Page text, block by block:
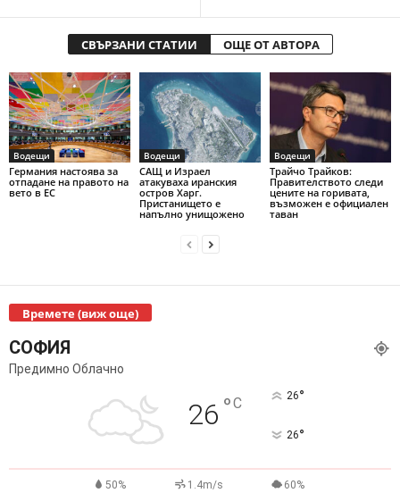
СВЪРЗАНИ СТАТИИ ОЩЕ ОТ АВТОРА
Водещи
Германия настоява за
отпадане на правото на
вето в ЕС
Водещи
САЩ и Израел
атакуваха иранския
остров Харг.
Пристанището е
напълно унищожено
Водещи
Трайчо Трайков:
Правителството следи
цените на горивата,
възможен е официален
таван
Времете (виж още)
СОФИЯ
Предимно Облачно
26 °C 26°
26°
50% 1.4m/s 60%